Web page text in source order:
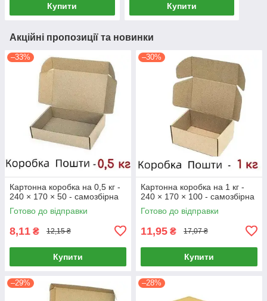
Купити Купити
Акційні пропозиції та новинки
–33%
Картонна коробка на 0,5 кг -
240 × 170 × 50 - самозбірна
Готово до відправки
8,11 ₴ 12,15 ₴
Купити
–30%
Картонна коробка на 1 кг -
240 × 170 × 100 - самозбірна
Готово до відправки
11,95 ₴ 17,07 ₴
Купити
–29% –28%